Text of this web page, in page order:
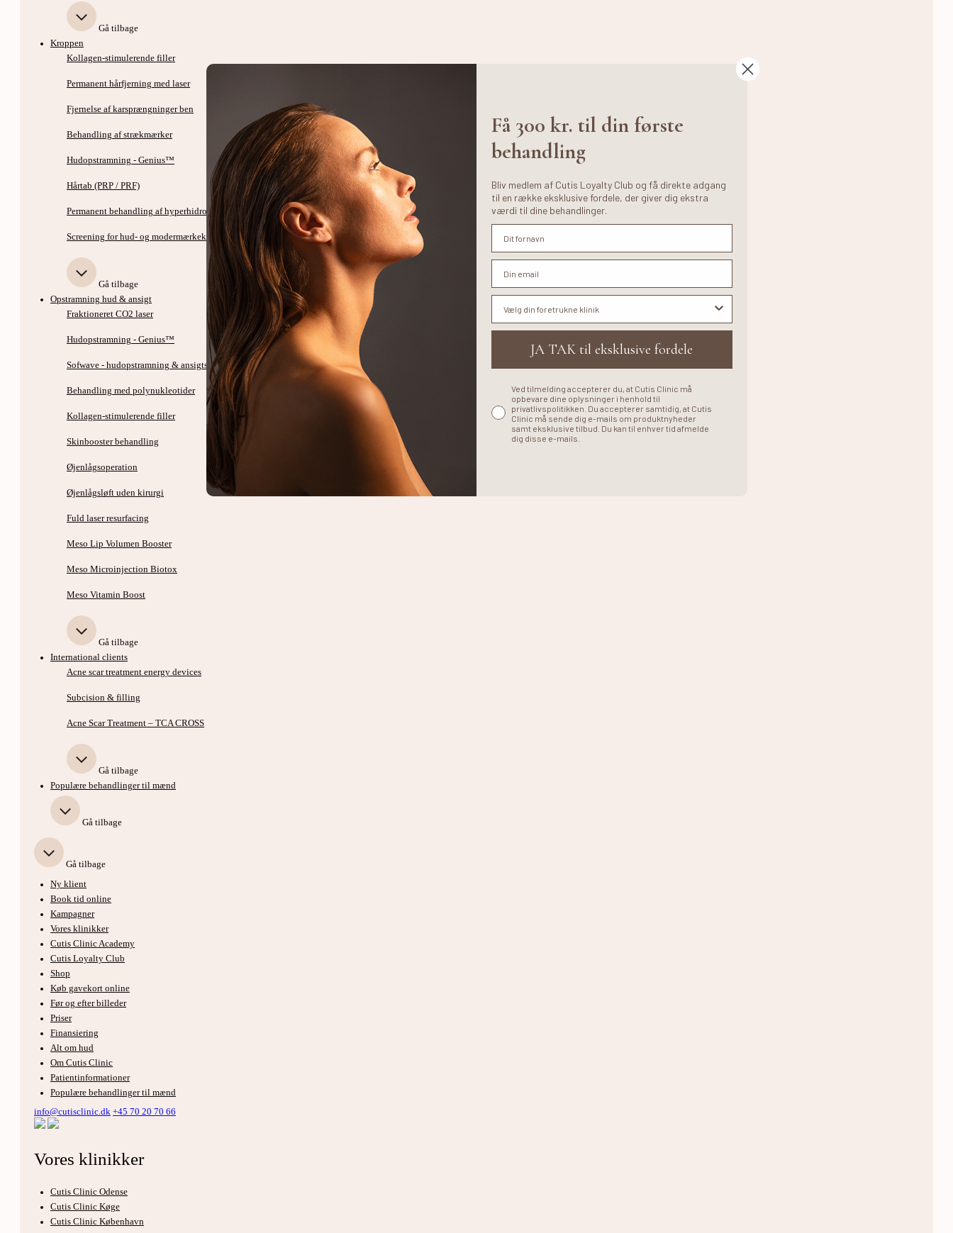
Gå tilbage
Kroppen
Kollagen-stimulerende filler
Permanent hårfjerning med laser
Fjernelse af karsprængninger ben
Behandling af strækmærker
Hudopstramning - Genius™
Hårtab (PRP / PRF)
Permanent behandling af hyperhidrose - svedbehandling
Screening for hud- og modermærkekræft
Gå tilbage
Opstramning hud & ansigt
Fraktioneret CO2 laser
Hudopstramning - Genius™
Sofwave - hudopstramning & ansigtsløft uden kirurgi
Behandling med polynukleotider
Kollagen-stimulerende filler
Skinbooster behandling
Øjenlågsoperation
Øjenlågsløft uden kirurgi
Fuld laser resurfacing
Meso Lip Volumen Booster
Meso Microinjection Biotox
Meso Vitamin Boost
Gå tilbage
International clients
Acne scar treatment energy devices
Subcision & filling
Acne Scar Treatment – TCA CROSS
Gå tilbage
Populære behandlinger til mænd
Gå tilbage
Gå tilbage
Ny klient
Book tid online
Kampagner
Vores klinikker
Cutis Clinic Academy
Cutis Loyalty Club
Shop
Køb gavekort online
Før og efter billeder
Priser
Finansiering
Alt om hud
Om Cutis Clinic
Patientinformationer
Populære behandlinger til mænd
info@cutisclinic.dk +45 70 20 70 66
Vores klinikker
Cutis Clinic Odense
Cutis Clinic Køge
Cutis Clinic København
Få 300 kr. til din første
behandling
Bliv medlem af Cutis Loyalty Club og få direkte adgang
til en række eksklusive fordele, der giver dig ekstra
værdi til dine behandlinger.
JA TAK til eksklusive fordele
Ved tilmelding accepterer du, at Cutis Clinic må
opbevare dine oplysninger i henhold til
privatlivspolitikken. Du accepterer samtidig, at Cutis
Clinic må sende dig e-mails om produktnyheder
samt eksklusive tilbud. Du kan til enhver tid afmelde
dig disse e-mails.